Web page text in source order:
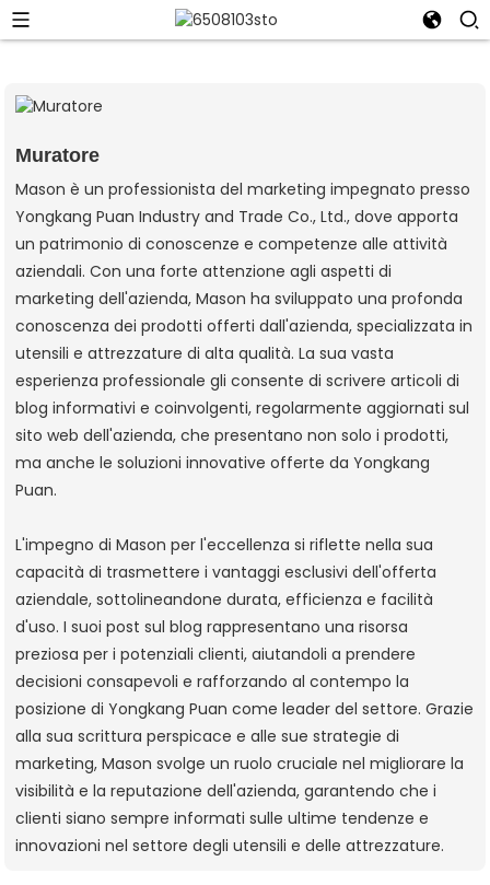
Muratore
Mason è un professionista del marketing impegnato presso
Yongkang Puan Industry and Trade Co., Ltd., dove apporta
un patrimonio di conoscenze e competenze alle attività
aziendali. Con una forte attenzione agli aspetti di
marketing dell'azienda, Mason ha sviluppato una profonda
conoscenza dei prodotti offerti dall'azienda, specializzata in
utensili e attrezzature di alta qualità. La sua vasta
esperienza professionale gli consente di scrivere articoli di
blog informativi e coinvolgenti, regolarmente aggiornati sul
sito web dell'azienda, che presentano non solo i prodotti,
ma anche le soluzioni innovative offerte da Yongkang
Puan.
L'impegno di Mason per l'eccellenza si riflette nella sua
capacità di trasmettere i vantaggi esclusivi dell'offerta
aziendale, sottolineandone durata, efficienza e facilità
d'uso. I suoi post sul blog rappresentano una risorsa
preziosa per i potenziali clienti, aiutandoli a prendere
decisioni consapevoli e rafforzando al contempo la
posizione di Yongkang Puan come leader del settore. Grazie
alla sua scrittura perspicace e alle sue strategie di
marketing, Mason svolge un ruolo cruciale nel migliorare la
visibilità e la reputazione dell'azienda, garantendo che i
clienti siano sempre informati sulle ultime tendenze e
innovazioni nel settore degli utensili e delle attrezzature.